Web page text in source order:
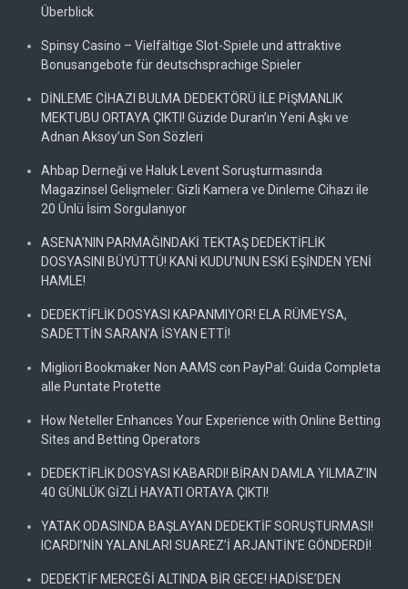
Überblick
Spinsy Casino – Vielfältige Slot-Spiele und attraktive
Bonusangebote für deutschsprachige Spieler
DİNLEME CİHAZI BULMA DEDEKTÖRÜ İLE PİŞMANLIK
MEKTUBU ORTAYA ÇIKTI! Güzide Duran’ın Yeni Aşkı ve
Adnan Aksoy’un Son Sözleri
Ahbap Derneği ve Haluk Levent Soruşturmasında
Magazinsel Gelişmeler: Gizli Kamera ve Dinleme Cihazı ile
20 Ünlü İsim Sorgulanıyor
ASENA’NIN PARMAĞINDAKİ TEKTAŞ DEDEKTİFLİK
DOSYASINI BÜYÜTTÜ! KANİ KUDU’NUN ESKİ EŞİNDEN YENİ
HAMLE!
DEDEKTİFLİK DOSYASI KAPANMIYOR! ELA RÜMEYSA,
SADETTİN SARAN’A İSYAN ETTİ!
Migliori Bookmaker Non AAMS con PayPal: Guida Completa
alle Puntate Protette
How Neteller Enhances Your Experience with Online Betting
Sites and Betting Operators
DEDEKTİFLİK DOSYASI KABARDI! BİRAN DAMLA YILMAZ’IN
40 GÜNLÜK GİZLİ HAYATI ORTAYA ÇIKTI!
YATAK ODASINDA BAŞLAYAN DEDEKTİF SORUŞTURMASI!
ICARDI’NİN YALANLARI SUAREZ’İ ARJANTİN’E GÖNDERDİ!
DEDEKTİF MERCEĞİ ALTINDA BİR GECE! HADİSE’DEN